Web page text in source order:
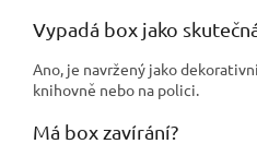
Vypadá box jako
Ano, je navržený jako
knihovně nebo na polici.
Má box zavírání?